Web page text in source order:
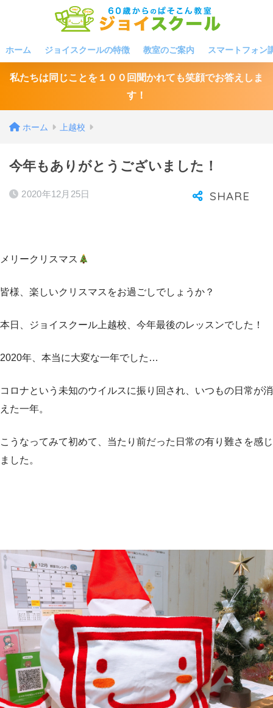
ホーム ジョイスクールの特徴 教室のご案内 スマートフォン
私たちは同じことを１００回聞かれても笑顔でお答えしま
す！
ホーム 上越校
今年もありがとうございました！
2020年12月25日
メリークリスマス
皆様、楽しいクリスマスをお過ごしでしょうか？
本日、ジョイスクール上越校、今年最後のレッスンでした！
2020年、本当に大変な一年でした…
コロナという未知のウイルスに振り回され、いつもの日常が消
えた一年。
こうなってみて初めて、当たり前だった日常の有り難さを感じ
ました。